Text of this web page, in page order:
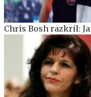
Chris Bosh razkril: